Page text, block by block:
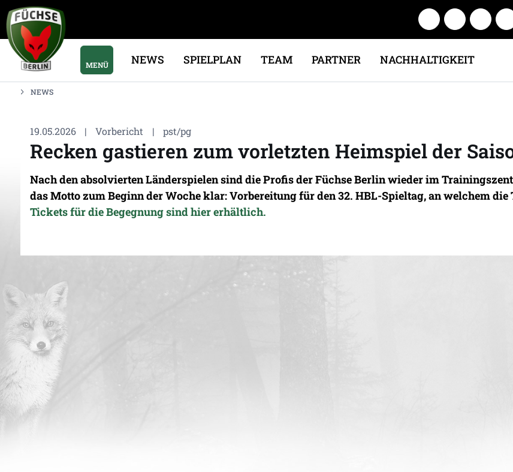
MENÜ NEWS SPIELPLAN TEAM PARTNER NACHHALTIGKEIT
NEWS
19.05.2026 | Vorbericht | pst/pg
Recken gastieren zum vorletzten Heimspiel der
Nach den absolvierten Länderspielen sind die Profis der Füchse Berlin wieder im
das Motto zum Beginn der Woche klar: Vorbereitung für den 32. HBL-Spieltag, an welchem
Tickets für die Begegnung sind hier erhältlich.